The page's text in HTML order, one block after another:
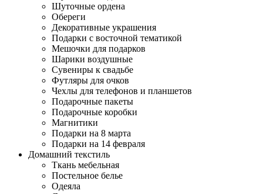
Шуточные ордена
Обереги
Декоративные украшения
Подарки с восточной тематикой
Мешочки для подарков
Шарики воздушные
Сувениры к свадьбе
Футляры для очков
Чехлы для телефонов и планшетов
Подарочные пакеты
Подарочные коробки
Магнитики
Подарки на 8 марта
Подарки на 14 февраля
Домашний текстиль
Ткань мебельная
Постельное белье
Одеяла